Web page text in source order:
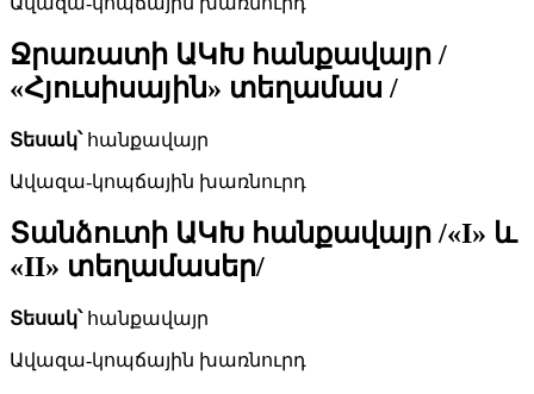
Ջրառատի ԱԿԽ հանքավայր /
«Հյուսիսային» տեղամաս /
Տեսակ՝հանքավայր
Ավազա-կոպճային խառնուրդ
Տանձուտի ԱԿԽ հանքավայր /«I» և
«II» տեղամասեր/
Տեսակ՝հանքավայր
Ավազա-կոպճային խառնուրդ